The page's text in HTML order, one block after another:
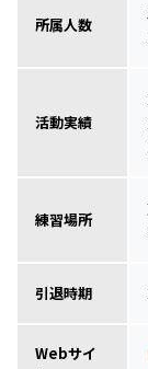
所属人数
活動実績
練習場所
引退時期
Webサイ